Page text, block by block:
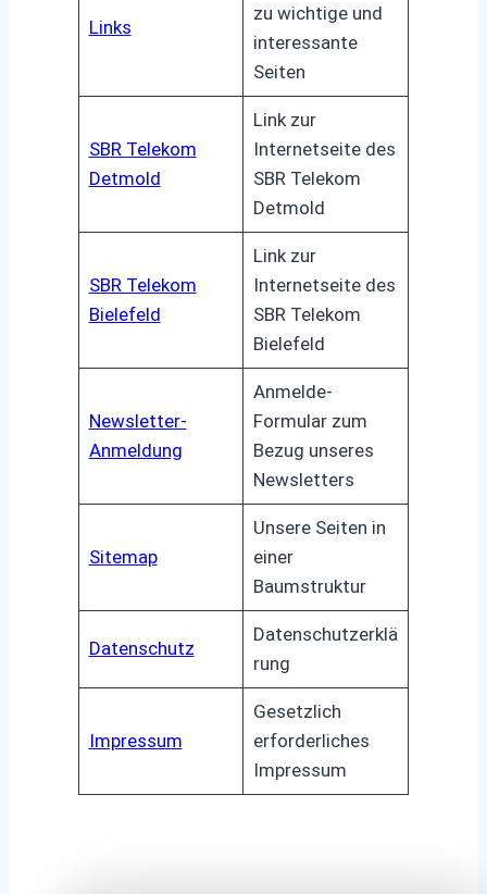
Links
zu wichtige und
interessante
Seiten
SBR Telekom
Detmold
Link zur
Internetseite des
SBR Telekom
Detmold
SBR Telekom
Bielefeld
Link zur
Internetseite des
SBR Telekom
Bielefeld
Newsletter-
Anmeldung
Anmelde-
Formular zum
Bezug unseres
Newsletters
Sitemap
Unsere Seiten in
einer
Baumstruktur
Datenschutz
Datenschutzerklä
rung
Impressum
Gesetzlich
erforderliches
Impressum